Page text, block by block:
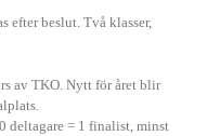
efter beslut. Två klasser,
av TKO. Nytt för året blir
deltagare = 1 finalist, minst